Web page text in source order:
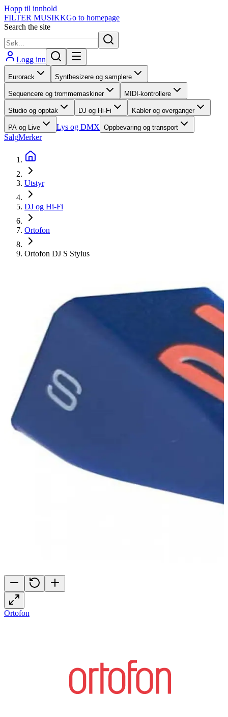
Hopp til innhold
FILTER MUSIKKGo to homepage
Search the site
Logg inn
Eurorack Synthesizere og samplere
Sequencere og trommemaskiner MIDI-kontrollere
Studio og opptak DJ og Hi-Fi Kabler og overganger
PA og Live Lys og DMX Oppbevaring og transport
SalgMerker
Utstyr
DJ og Hi-Fi
Ortofon
Ortofon DJ S Stylus
Ortofon